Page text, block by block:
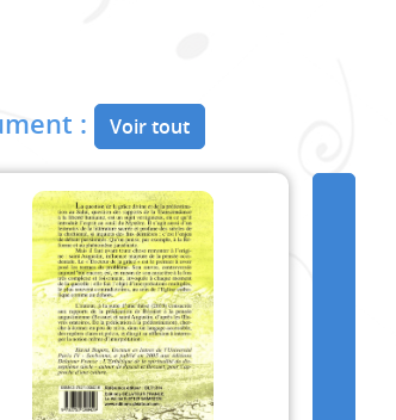
: Voir tout